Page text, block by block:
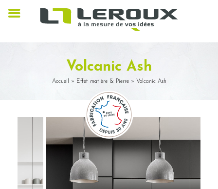
Volcanic Ash
Accueil » Effet matière & Pierre» Volcanic Ash